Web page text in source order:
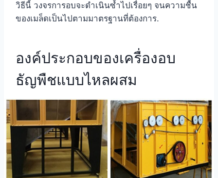
วิธีนี้ วงจรการอบจะดำเนินซ้ำไปเรื่อยๆ จนความชื้น
ของเมล็ดเป็นไปตามมาตรฐานที่ต้องการ.
องค์ประกอบของเครื่องอบ
ธัญพืชแบบไหลผสม